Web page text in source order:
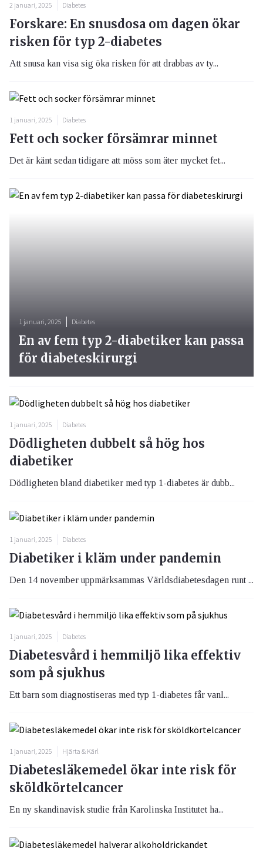
2 januari, 2025 Diabetes
Forskare: En snusdosa om dagen ökar
risken för typ 2-diabetes
Att snusa kan visa sig öka risken för att drabbas av ty...
1 januari, 2025 Diabetes
Fett och socker försämrar minnet
Det är känt sedan tidigare att möss som äter mycket fet...
1 januari, 2025 Diabetes
En av fem typ 2-diabetiker kan passa
för diabeteskirurgi
1 januari, 2025 Diabetes
Dödligheten dubbelt så hög hos
diabetiker
Dödligheten bland diabetiker med typ 1-diabetes är dubb...
1 januari, 2025 Diabetes
Diabetiker i kläm under pandemin
Den 14 november uppmärksammas Världsdiabetesdagen runt ...
1 januari, 2025 Diabetes
Diabetesvård i hemmiljö lika effektiv
som på sjukhus
Ett barn som diagnostiseras med typ 1-diabetes får vanl...
1 januari, 2025 Hjärta & Kärl
Diabetesläkemedel ökar inte risk för
sköldkörtelcancer
En ny skandinavisk studie från Karolinska Institutet ha...